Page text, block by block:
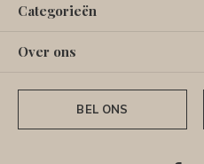
Categorieën
Over ons
BEL ONS